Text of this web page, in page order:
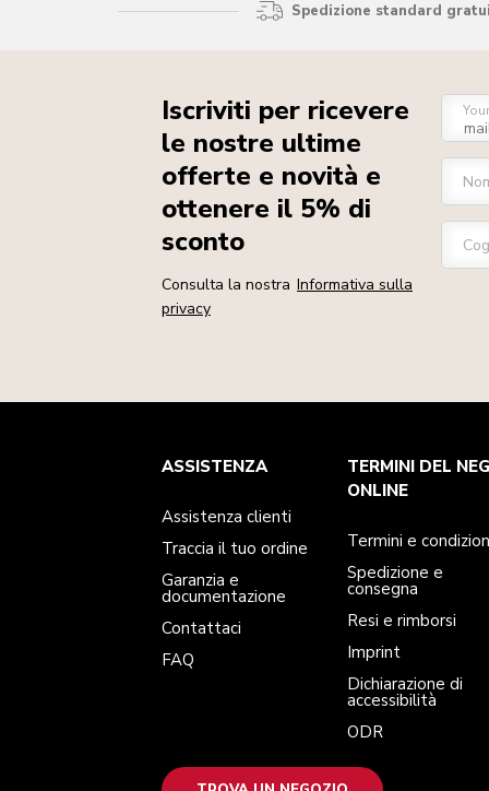
Spedizione standard
Iscriviti per ricevere
le nostre ultime
offerte e novità e
ottenere il 5% di
sconto
Consulta la nostra Informativa sulla
privacy
Assistenza clienti
Traccia il tuo ordine
FAQ
Termini e condizioni
Spedizione e consegna
Dichiarazione di accessibilità
Per il marchio
La nostra storia
Trova un negozio
ASSISTENZA
Assistenza clienti
Traccia il tuo ordine
Garanzia e
documentazione
Contattaci
FAQ
TERMINI DEL
ONLINE
Termini e
Spedizione e
consegna
Resi e rimborsi
Imprint
Dichiarazione di
accessibilità
ODR